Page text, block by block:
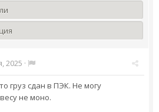
2025 ·
груз сдан в ПЭК. Не могу
не моно.